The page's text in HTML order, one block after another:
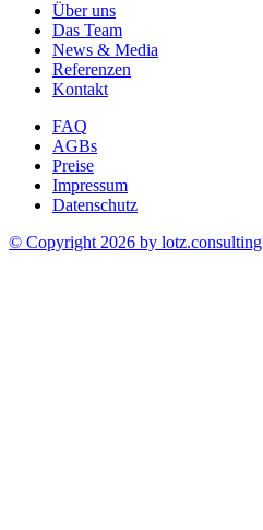
Über uns
Das Team
News & Media
Referenzen
Kontakt
FAQ
AGBs
Preise
Impressum
Datenschutz
© Copyright 2026 by lotz.consulting